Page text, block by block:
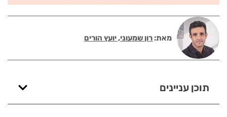
מאת:רון שמעוני, יועץ הורים
תוכן עניינים